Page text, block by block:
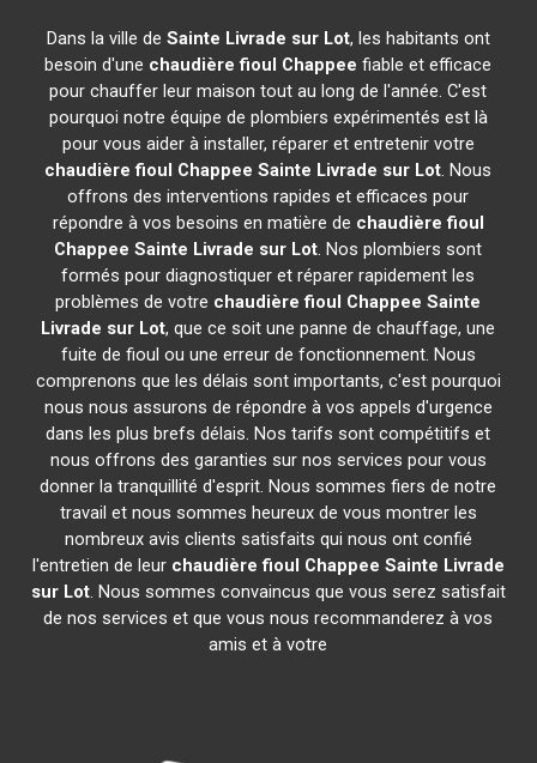
Dans la ville de Sainte Livrade sur Lot, les habitants ont
besoin d'une chaudière fioul Chappee fiable et efficace
pour chauffer leur maison tout au long de l'année. C'est
pourquoi notre équipe de plombiers expérimentés est là
pour vous aider à installer, réparer et entretenir votre
chaudière fioul Chappee Sainte Livrade sur Lot. Nous
offrons des interventions rapides et efficaces pour
répondre à vos besoins en matière de chaudière fioul
Chappee Sainte Livrade sur Lot. Nos plombiers sont
formés pour diagnostiquer et réparer rapidement les
problèmes de votre chaudière fioul Chappee Sainte
Livrade sur Lot, que ce soit une panne de chauffage, une
fuite de fioul ou une erreur de fonctionnement. Nous
comprenons que les délais sont importants, c'est pourquoi
nous nous assurons de répondre à vos appels d'urgence
dans les plus brefs délais. Nos tarifs sont compétitifs et
nous offrons des garanties sur nos services pour vous
donner la tranquillité d'esprit. Nous sommes fiers de notre
travail et nous sommes heureux de vous montrer les
nombreux avis clients satisfaits qui nous ont confié
l'entretien de leur chaudière fioul Chappee Sainte Livrade
sur Lot. Nous sommes convaincus que vous serez satisfait
de nos services et que vous nous recommanderez à vos
amis et à votre